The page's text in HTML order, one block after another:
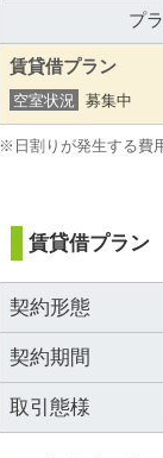
プ
賃貸借プラン
空室状況 募集中
※日割りが発生する費
賃貸借プラン
契約形態
契約期間
取引態様